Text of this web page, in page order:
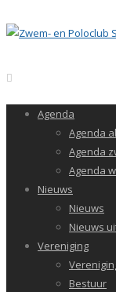
Agenda
Agenda
Agenda
Agenda
Nieuws
Nieuws
Nieuws
Vereniging
Bestuur